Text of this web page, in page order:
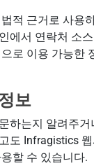
적 근거로 사용
에서 연락처 소
로 이용 가능한
보
하는지 알려주
도 Infragistics
할 수 있습니다.